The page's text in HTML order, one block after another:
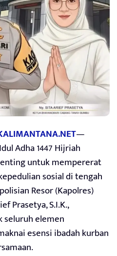
—
Adha 1447 Hijriah
untuk mempererat
sosial di tengah
Resor (Kapolres)
Prasetya, S.I.K.,
seluruh elemen
esensi ibadah kurban